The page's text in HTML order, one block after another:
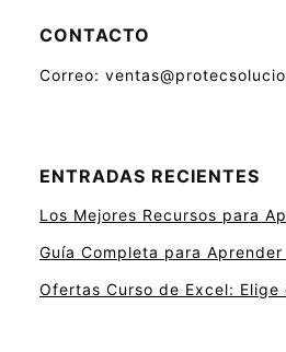
CONTACTO
Correo:
ENTRADAS RECIENTES
Los Mejores Recursos para
Guía Completa para
Ofertas Curso de Excel: Elige